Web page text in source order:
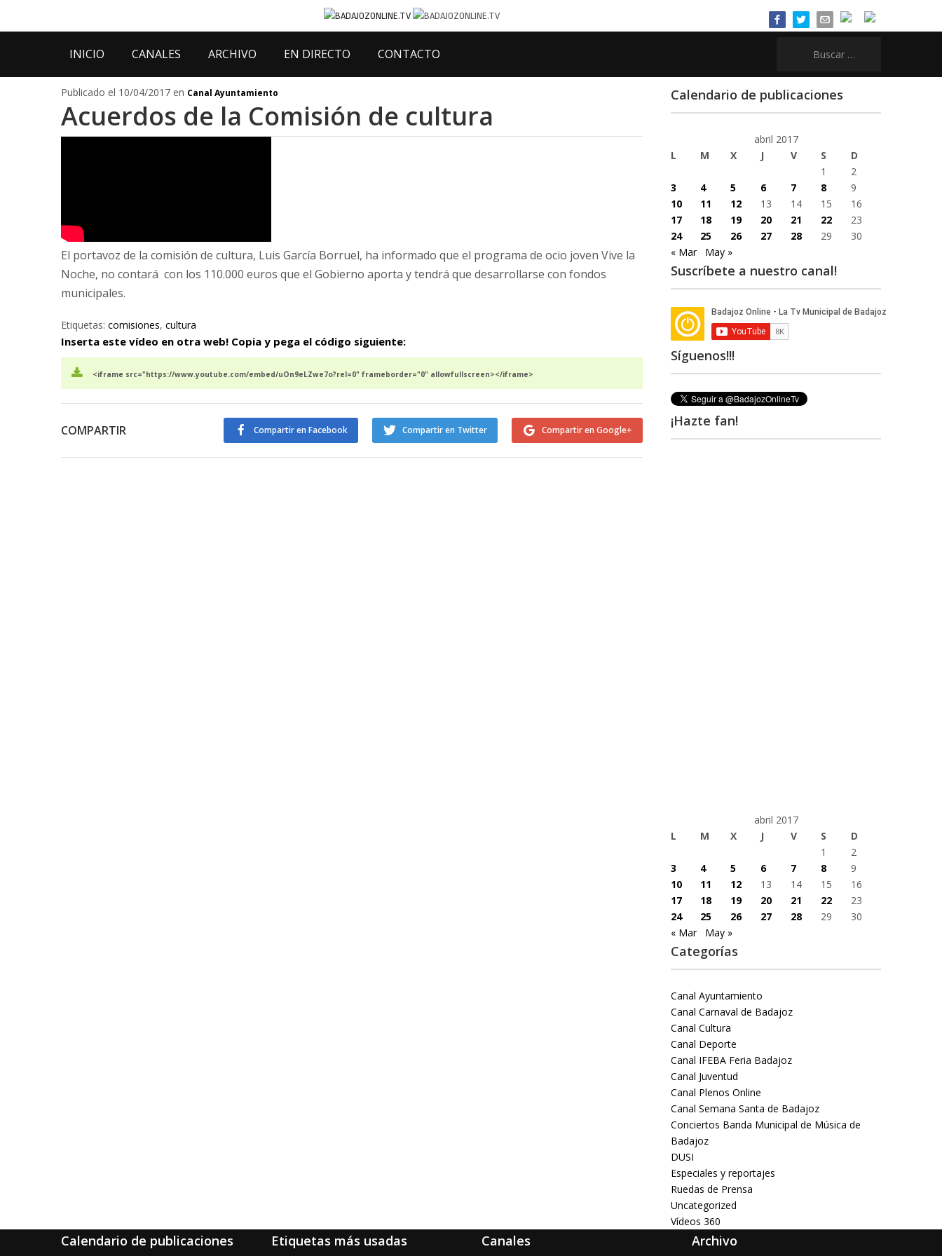
INICIO CANALES ARCHIVO EN DIRECTO CONTACTO
Publicado el 10/04/2017 en Canal Ayuntamiento
Acuerdos de la Comisión de cultura
El portavoz de la comisión de cultura, Luis García Borruel, ha informado que el programa de ocio joven Vive la
Noche, no contará con los 110.000 euros que el Gobierno aporta y tendrá que desarrollarse con fondos
municipales.
Etiquetas: comisiones, cultura
Inserta este vídeo en otra web! Copia y pega el código siguiente:
<iframe src="https://www.youtube.com/embed/uOn9eLZwe7o?rel=0" frameborder="0" allowfullscreen></iframe>
COMPARTIR Compartir en Google+
Compartir en Twitter
Compartir en Facebook
Calendario de publicaciones
abril 2017
L
M X J V S
D
1
2
3
4 5 6 7 8
9
10
11 12 13 14 15
16
17
18 19 20 21 22
23
24
25 26 27 28 29
30
« Mar
May »
Suscríbete a nuestro canal!
Síguenos!!!
¡Hazte fan!
abril 2017
L
M X J V S
D
1
2
3
4 5 6 7 8
9
10
11 12 13 14 15
16
17
18 19 20 21 22
23
24
25 26 27 28 29
30
« Mar
May »
Categorías
Canal Ayuntamiento
Canal Carnaval de Badajoz
Canal Cultura
Canal Deporte
Canal IFEBA Feria Badajoz
Canal Juventud
Canal Plenos Online
Canal Semana Santa de Badajoz
Conciertos Banda Municipal de Música de
Badajoz
DUSI
Especiales y reportajes
Ruedas de Prensa
Uncategorized
Vídeos 360
Calendario de publicaciones Etiquetas más usadas Canales Archivo